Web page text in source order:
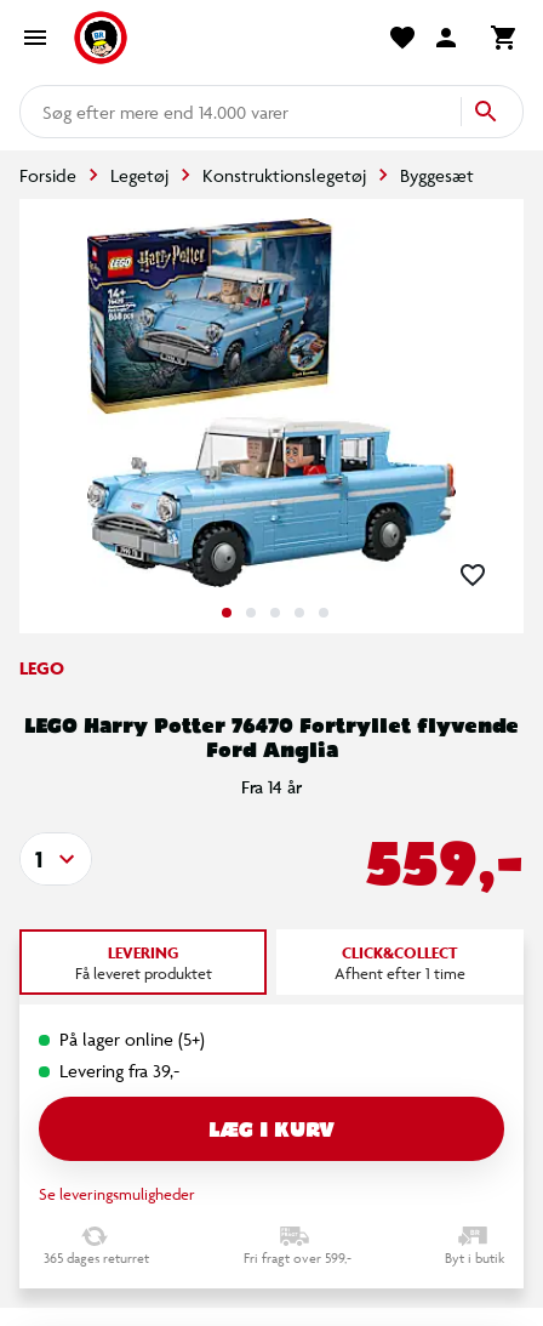
mere end 14.000 varer
Forside Legetøj Konstruktionslegetøj Byggesæt
LEGO
LEGO Harry Potter 76470 Fortryllet flyvende
Ford Anglia
Fra 14 år
559,-
1
LEVERING
Få leveret produktet
CLICK&COLLECT
Afhent efter 1 time
På lager online (5+)
Levering fra 39,-
LÆG I KURV
Se leveringsmuligheder
365 dages returret Fri fragt over 599,- Byt i butik